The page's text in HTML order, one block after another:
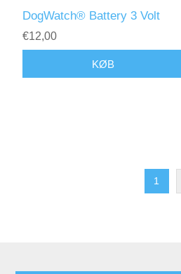
DogWatch® Battery 3 Volt
€12,00
1